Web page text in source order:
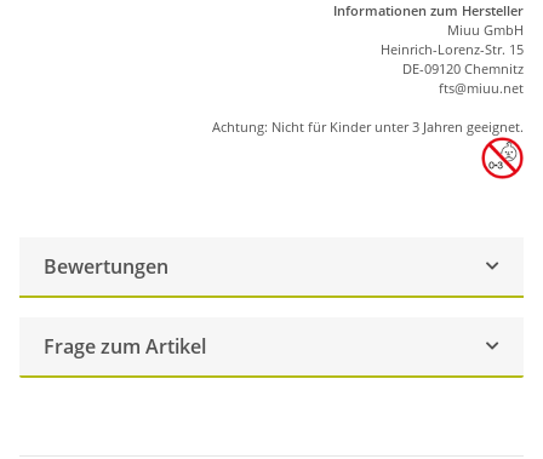
Informationen zum Hersteller
Miuu GmbH
Heinrich-Lorenz-Str. 15
DE-09120 Chemnitz
fts@miuu.net
Achtung: Nicht für Kinder unter 3 Jahren geeignet.
Bewertungen
Frage zum Artikel